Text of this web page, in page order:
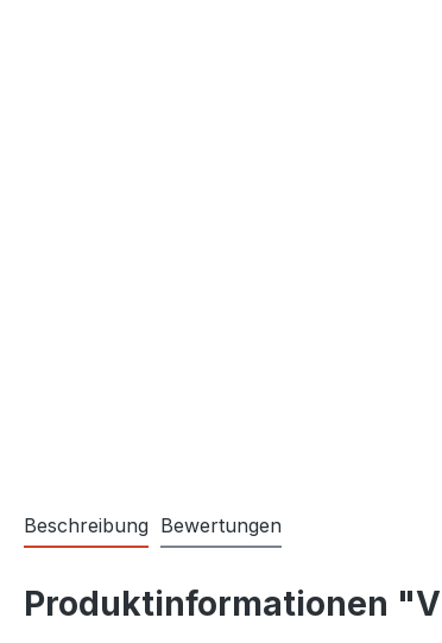
Beschreibung Bewertungen
Produktinformationen